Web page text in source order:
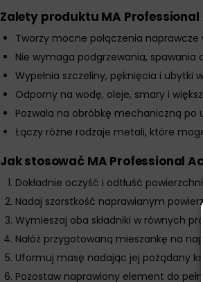
Zalety produktu MA
Tworzy mocne połączenia
Nie wymaga podgrzewania, spawania
Wypełnia szczeliny, pęknięcia i
Odporny na wodę, oleje, smary i
Pozwala na obróbkę mechaniczną
Łączy różne rodzaje metali, które
Jak stosować MA Professional
Dokładnie oczyść i odtłuść
Nadaj szorstkość naprawianym
Wymieszaj oba składniki w równych
Nałóż przygotowaną mieszankę na
Uformuj masę nadając jej pożądany
Pozostaw naprawiony element do